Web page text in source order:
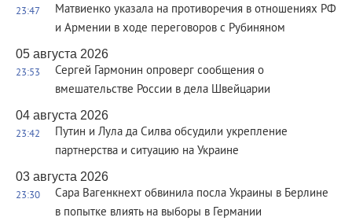
23:47
Матвиенко указала на противоречия в отношениях РФ
и Армении в ходе переговоров с Рубиняном
05 августа 2026
23:53
Сергей Гармонин опроверг сообщения о
вмешательстве России в дела Швейцарии
04 августа 2026
23:42
Путин и Лула да Силва обсудили укрепление
партнерства и ситуацию на Украине
03 августа 2026
23:30
Сара Вагенкнехт обвинила посла Украины в Берлине
в попытке влиять на выборы в Германии